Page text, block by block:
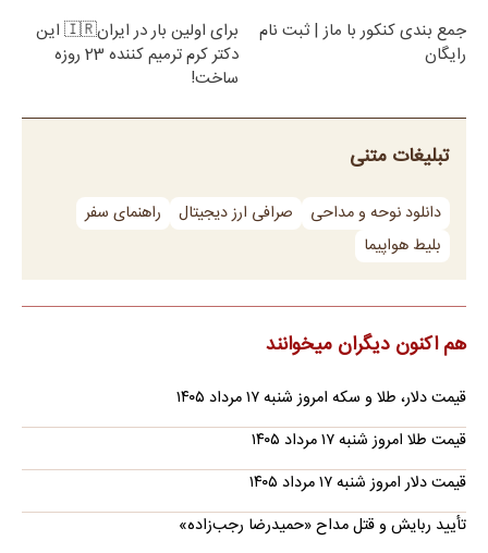
جمع بندی کنکور با ماز | ثبت نام
رایگان
برای اولین بار در ایران🇮🇷 این
دکتر کرم ترمیم کننده 23 روزه
ساخت!
تبلیغات متنی
دانلود نوحه و مداحی صرافی ارز دیجیتال
راهنمای سفر
بلیط هواپیما
هم اکنون دیگران میخوانند
قیمت دلار، طلا و سکه امروز شنبه ۱۷ مرداد ۱۴۰۵
قیمت طلا امروز شنبه ۱۷ مرداد ۱۴۰۵
قیمت دلار امروز شنبه ۱۷ مرداد ۱۴۰۵
تأیید ربایش و قتل مداح «حمیدرضا رجب‌زاده»